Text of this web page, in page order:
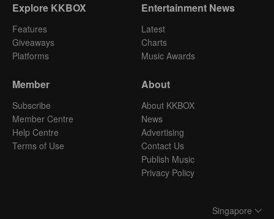
Explore KKBOX
Features
Giveaways
Platforms
Entertainment News
Latest
Charts
Music Awards
Member
Subscribe
Member Centre
Help Centre
Terms of Use
About
About KKBOX
News
Advertising
Contact Us
Publish Music
Privacy Policy
Singapore